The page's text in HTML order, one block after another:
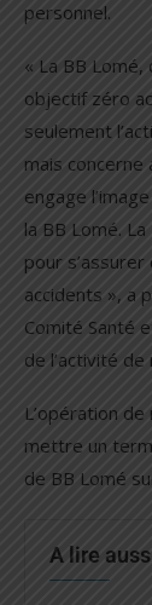
personnel.
« La BB
objectif zéro
seulement
mais
engage
la BB Lomé.
pour
accidents », a
Comité Santé
de l’activité
L’opération
mettre un
de BB Lomé
A lire